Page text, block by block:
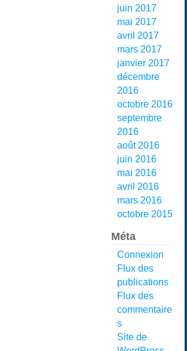
juin 2017
mai 2017
avril 2017
mars 2017
janvier 2017
décembre
2016
octobre 2016
septembre
2016
août 2016
juin 2016
mai 2016
avril 2016
mars 2016
octobre 2015
Méta
Connexion
Flux des
publications
Flux des
commentaire
s
Site de